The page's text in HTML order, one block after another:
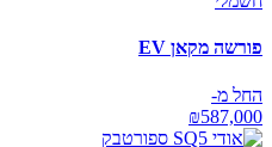
פורשה מקאן EV
החל מ-
₪587,000